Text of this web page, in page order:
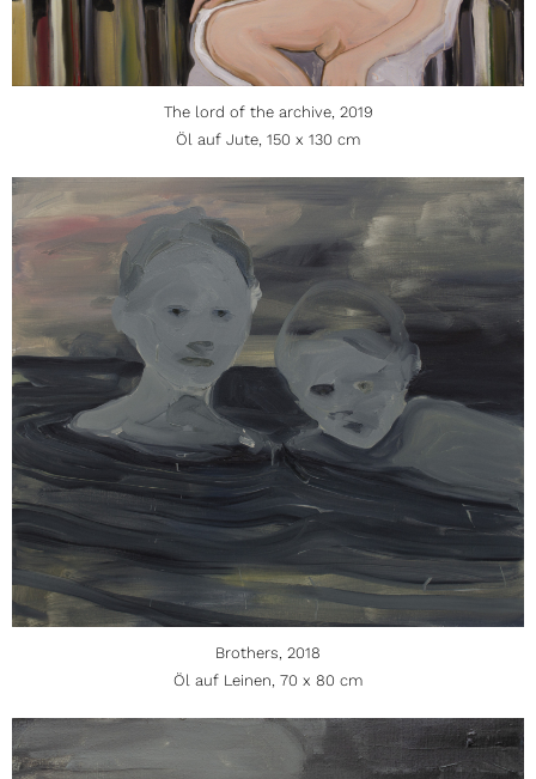
The lord of the archive, 2019
Öl auf Jute, 150 x 130 cm
Brothers, 2018
Öl auf Leinen, 70 x 80 cm